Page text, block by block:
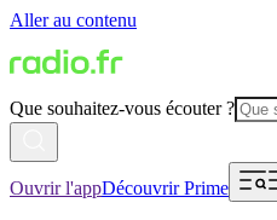
Aller au contenu
Que souhaitez-vous écouter ?
Ouvrir l'appDécouvrir Prime